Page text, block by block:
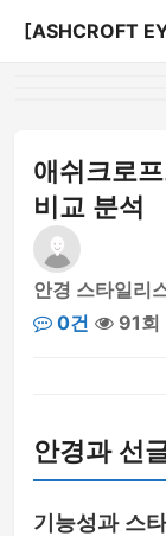
[ASHCROFT
애쉬크로
비교 분석
안경 스타일리
0건
91회
안경과 선
기능성과 스